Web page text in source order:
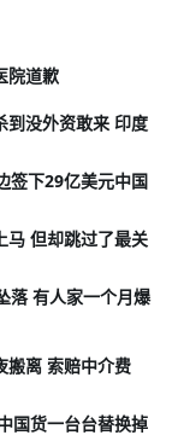
院道歉
到没外资敢来 印度
签下29亿美元中国
马 但却跳过了最关
落 有人家一个月爆
搬离 索赔中介费
国货一台台替换掉